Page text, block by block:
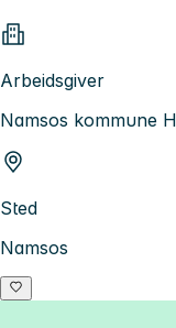
Arbeidsgiver
Namsos kommune
Sted
Namsos